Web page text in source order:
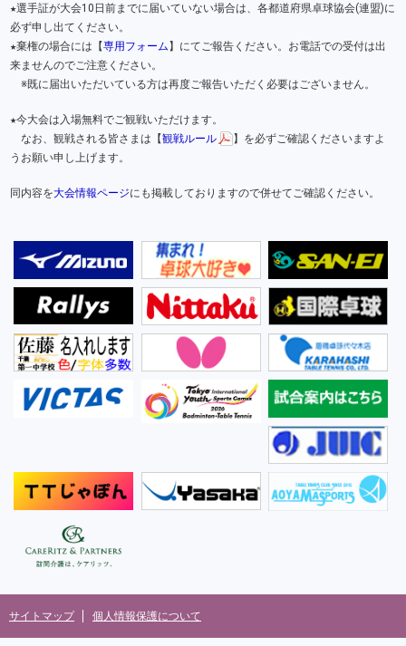
★選手証が大会10日前までに届いていない場合は、各都道府県卓球協会(連盟)に
必ず申し出てください。
★棄権の場合には【専用フォーム】にてご報告ください。お電話での受付は出
来ませんのでご注意ください。
※既に届出いただいている方は再度ご報告いただく必要はございません。
★今大会は入場無料でご観戦いただけます。
なお、観戦される皆さまは【観戦ルール
】を必ずご確認くださいますよ
うお願い申し上げます。
同内容を大会情報ページにも掲載しておりますので併せてご確認ください。
サイトマップ 個人情報保護について